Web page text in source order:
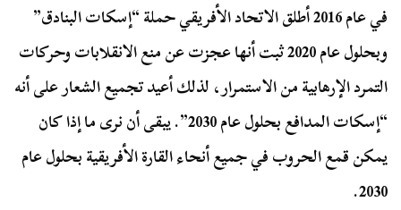
في عام 2016 أطلق الاتحاد الأفريقي حملة “إسكات البنادق”
وبحلول عام 2020 ثبت أنها عجزت عن منع الانقلابات وحركات
التمرد الإرهابية من الاستمرار، لذلك أعيد تجميع الشعار على أنه
“إسكات المدافع بحلول عام 2030”. يبقى أن نرى ما إذا كان
يمكن قمع الحروب في جميع أنحاء القارة الأفريقية بحلول عام
2030.